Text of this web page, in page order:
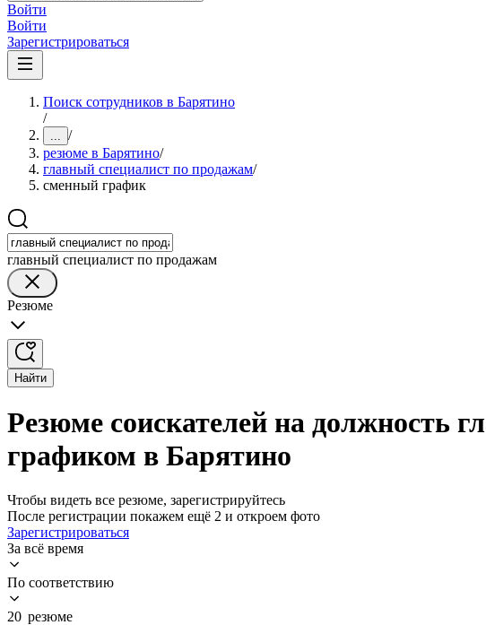
Войти
Войти
Зарегистрироваться
Поиск сотрудников в Барятино
/
... /
резюме в Барятино/
главный специалист по продажам/
сменный график
главный специалист по продажам
Резюме
Найти
Резюме соискателей на должность
графиком в Барятино
Чтобы видеть все резюме, зарегистрируйтесь
После регистрации покажем ещё 2 и откроем фото
Зарегистрироваться
За всё время
По соответствию
20 резюме